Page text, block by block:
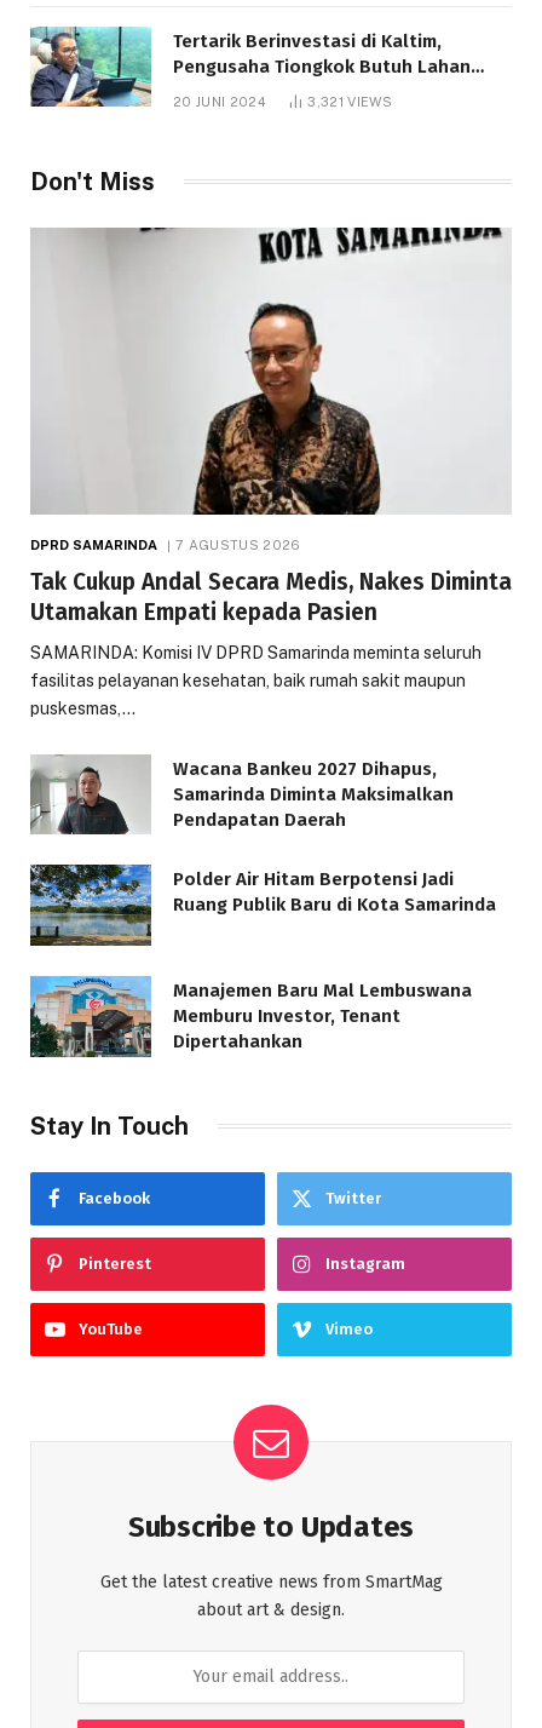
Tertarik Berinvestasi di Kaltim,
Pengusaha Tiongkok Butuh Lahan
1.000 Hektare
20 JUNI 2024 3,321VIEWS
Don't Miss
DPRD SAMARINDA 7 AGUSTUS 2026
Tak Cukup Andal Secara Medis, Nakes Diminta
Utamakan Empati kepada Pasien
SAMARINDA: Komisi IV DPRD Samarinda meminta seluruh
fasilitas pelayanan kesehatan, baik rumah sakit maupun
puskesmas,…
Wacana Bankeu 2027 Dihapus,
Samarinda Diminta Maksimalkan
Pendapatan Daerah
Polder Air Hitam Berpotensi Jadi
Ruang Publik Baru di Kota Samarinda
Manajemen Baru Mal Lembuswana
Memburu Investor, Tenant
Dipertahankan
Stay In Touch
Facebook Twitter
Pinterest Instagram
YouTube Vimeo
Subscribe to Updates
Get the latest creative news from SmartMag
about art & design.